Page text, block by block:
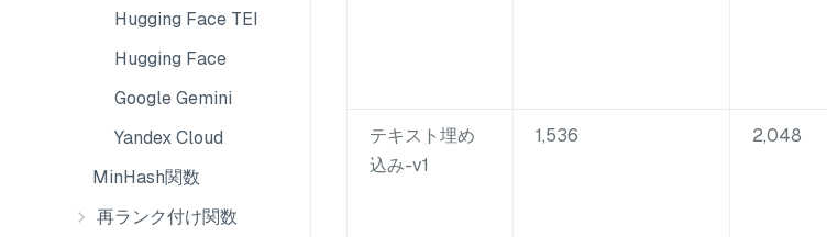
Hugging Face TEI
Hugging Face
Google Gemini
Yandex Cloud
MinHash関数
再ランク付け関数
テキスト埋め
込み-v1
1,536 2,048